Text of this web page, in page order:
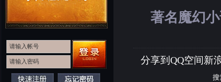
著名魔幻
分享到 QQ空间新
搜